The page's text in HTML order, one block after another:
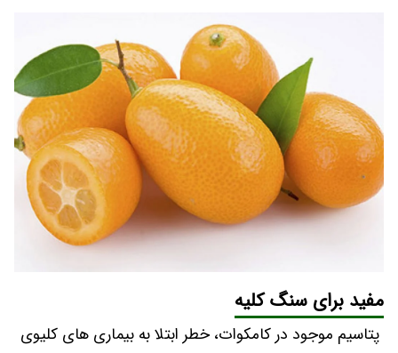
مفید برای سنگ کلیه
پتاسیم موجود در کامکوات، خطر ابتلا به بیماری های کلیوی